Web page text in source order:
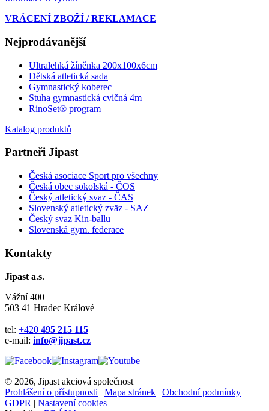
VRÁCENÍ ZBOŽÍ / REKLAMACE
Nejprodávanější
Ultralehká žíněnka 200x100x6cm
Dětská atletická sada
Gymnastický koberec
Stuha gymnastická cvičná 4m
RinoSet® program
Katalog produktů
Partneři Jipast
Česká asociace Sport pro všechny
Česká obec sokolská - ČOS
Český atletický svaz - ČAS
Slovenský atletický zväz - SAZ
Český svaz Kin-ballu
Slovenská gym. federace
Kontakty
Jipast a.s.
Vážní 400
503 41 Hradec Králové
tel: +420 495 215 115
e-mail: info@jipast.cz
© 2026, Jipast akciová společnost
Prohlášení o přístupnosti | Mapa stránek | Obchodní podmínky |
GDPR | Nastavení cookies